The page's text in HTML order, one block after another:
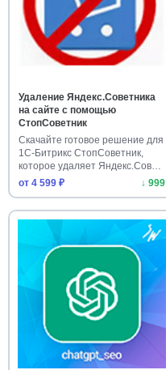
Удаление Яндекс.Советника
на сайте с помощью
СтопСоветник
Скачайте готовое решение для
1С-Битрикс СтопСоветник,
которое удаляет Яндекс.Сов…
от 4 599 ₽
↓ 999